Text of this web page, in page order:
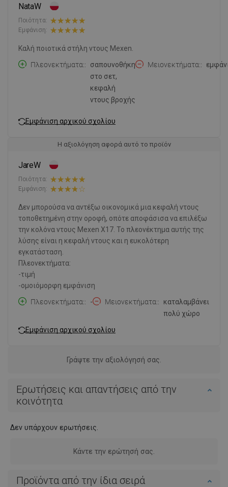
NataW
Ποιότητα:
Εμφάνιση:
Καλή ποιοτικά στήλη ντους Mexen.
Πλεονεκτήματα:
σαπουνοθήκη
στο σετ,
κεφαλή
ντους βροχής
Μειονεκτήματα:
Εμφάνιση αρχικού σχολίου
Η αξιολόγηση αφορά αυτό το προϊόν
JareW
Ποιότητα:
Εμφάνιση:
Δεν μπορούσα να αντέξω οικονομικά μια κεφαλή ντους
τοποθετημένη στην οροφή, οπότε αποφάσισα να επιλέξω
την κολόνα ντους Mexen X17. Το πλεονέκτημα αυτής της
λύσης είναι η κεφαλή ντους και η ευκολότερη
εγκατάσταση.
Πλεονεκτήματα:
-τιμή
-ομοιόμορφη εμφάνιση
Πλεονεκτήματα:
- Μειονεκτήματα:
καταλαμβάνει
πολύ χώρο
Εμφάνιση αρχικού σχολίου
Γράψτε την αξιολόγησή σας.
Ερωτήσεις και απαντήσεις από την
κοινότητα
Δεν υπάρχουν ερωτήσεις.
Κάντε την ερώτησή σας.
Προϊόντα από την ίδια σειρά